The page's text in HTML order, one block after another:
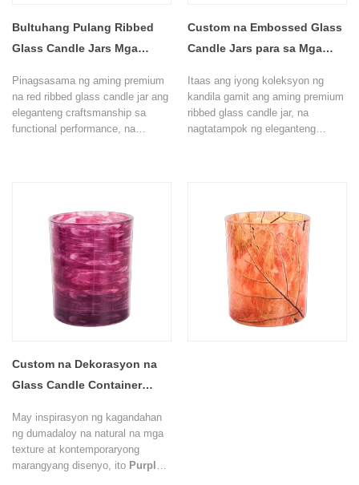
Bultuhang Pulang Ribbed
Glass Candle Jars Mga
Kandila
Pinagsasama ng aming premium
na red ribbed glass candle jar ang
eleganteng craftsmanship sa
functional performance, na
bahay. Ang kapansin-pansing
vertical ribbed texture ay
nagpapaganda ng visual appeal
habang maganda ang diffusing
candlelight upang lumikha ng
isang mainit at kaakit-akit na
ambiance.
Custom na Embossed Glass
Candle Jars para sa Mga
Itaas ang iyong koleksyon ng
kandila gamit ang aming premium
ribbed glass candle jar, na
nagtatampok ng eleganteng
marangyang mabangong kandila,
pinagsasama ng pandekorasyon
na glass vessel na ito ang
modernong pagkakayari na may
walang hanggang pag-akit, na
ginagawa itong perpektong
pagpipilian para sa mga tatak ng
kandila, kumpanya ng pabango sa
Custom na Dekorasyon na
Glass Candle Container
May inspirasyon ng kagandahan
ng dumadaloy na natural na mga
texture at kontemporaryong
marangyang disenyo, ito Purple